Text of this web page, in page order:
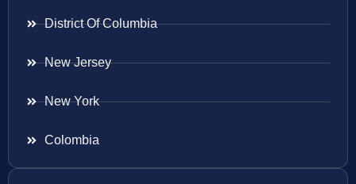
District Of Columbia
New Jersey
New York
Colombia